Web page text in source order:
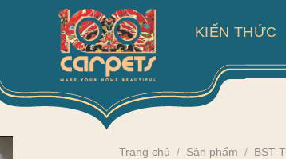
KIẾN THỨC
Trang chủ / Sản phẩm / BST